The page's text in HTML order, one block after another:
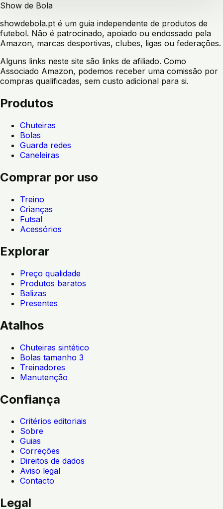
Show de Bola
showdebola.pt é um guia independente de produtos de
futebol. Não é patrocinado, apoiado ou endossado pela
Amazon, marcas desportivas, clubes, ligas ou federações.
Alguns links neste site são links de afiliado. Como
Associado Amazon, podemos receber uma comissão por
compras qualificadas, sem custo adicional para si.
Produtos
Chuteiras
Bolas
Guarda redes
Caneleiras
Comprar por uso
Treino
Crianças
Futsal
Acessórios
Explorar
Preço qualidade
Produtos baratos
Balizas
Presentes
Atalhos
Chuteiras sintético
Bolas tamanho 3
Treinadores
Manutenção
Confiança
Critérios editoriais
Sobre
Guias
Correções
Direitos de dados
Aviso legal
Contacto
Legal